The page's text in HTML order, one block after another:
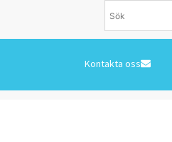
Kontakta oss